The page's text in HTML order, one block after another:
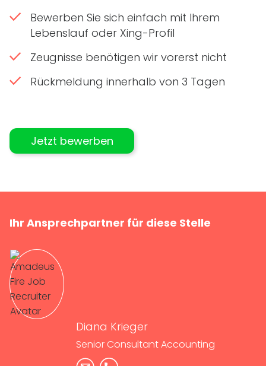
Bewerben Sie sich einfach mit Ihrem
Lebenslauf oder Xing-Profil
Zeugnisse benötigen wir vorerst nicht
Rückmeldung innerhalb von 3 Tagen
Jetzt bewerben
Ihr Ansprechpartner für diese Stelle
Diana Krieger
Senior Consultant Accounting